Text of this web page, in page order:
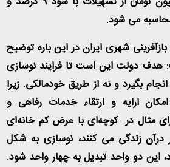
شهری ایران در این باره توضیح
هدف دولت این است تا فرایند نوسازی
بگیرد و نه از طریق خودمالکی. زیرا
ارایه و ارتقاء خدمات رفاهی و
مثال در کوچه‌ای با عرض کم خانه‌ای
درآن زندگی می کنند، نوسازی به شکل
این دو واحد تبدیل به چهار واحد شود.